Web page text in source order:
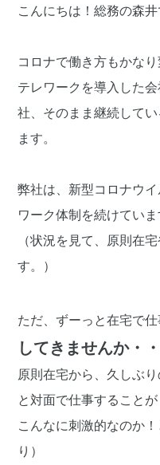
こんにちは！総務の森井
コロナで働き方もかなり
テレワークを導入した
社、そのまま継続して
ます。
弊社は、新型コロナウ
ワーク体制を続けていま
（状況を見て、原則在
す。）
ただ、ずーっと在宅で
してきませんか・
原則在宅から、久しぶ
と対面で仕事することが
こんなに刺激的なのか
り）